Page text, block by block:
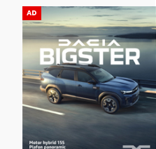
AD